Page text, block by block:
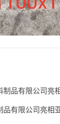
制品有限公司亮
品有限公司亮相